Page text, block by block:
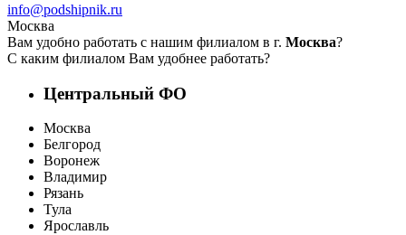
info@podshipnik.ru
Москва
Вам удобно работать с нашим филиалом в г. Москва?
С каким филиалом Вам удобнее работать?
Центральный ФО
Москва
Белгород
Воронеж
Владимир
Рязань
Тула
Ярославль